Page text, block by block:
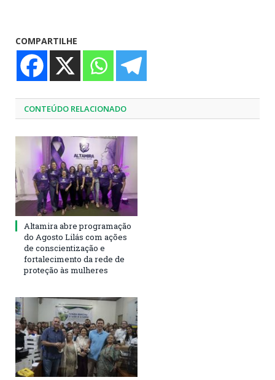
COMPARTILHE
CONTEÚDO RELACIONADO
Altamira abre programação
do Agosto Lilás com ações
de conscientização e
fortalecimento da rede de
proteção às mulheres